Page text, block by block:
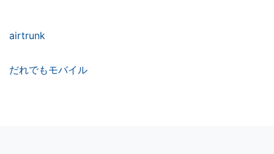
airtrunk
だれでもモバイル